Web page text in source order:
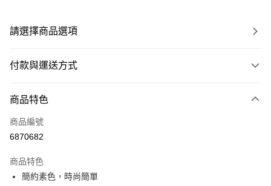
請選擇商品選項
付款與運送方式
信用卡一次付款
LINE Pay
街口支付
商品特色
商品編號
6870682
商品特色
簡約素色，時尚簡單